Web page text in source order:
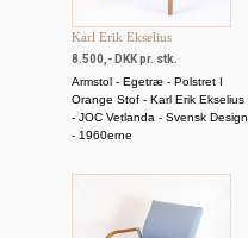
Karl Erik Ekselius
8.500,- DKK pr. stk.
Armstol - Egetræ - Polstret I
Orange Stof - Karl Erik Ekselius
- JOC Vetlanda - Svensk Design
- 1960erne